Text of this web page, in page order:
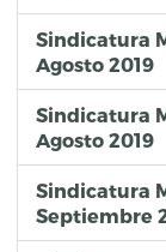
Sindicatura
Agosto 2019
Sindicatura
Agosto 2019
Sindicatura
Septiembre